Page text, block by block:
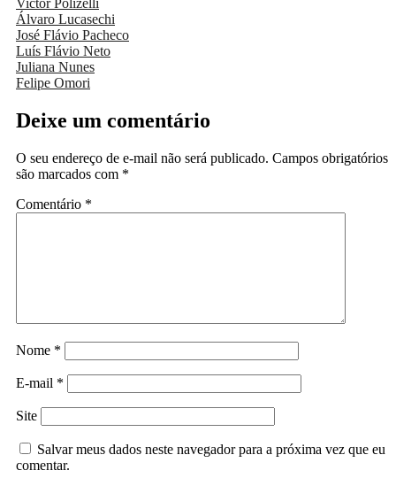
Álvaro Lucasechi
José Flávio Pacheco
Luís Flávio Neto
Juliana Nunes
Felipe Omori
Deixe um comentário
O seu endereço de e-mail não será publicado. Campos obrigatórios
são marcados com *
Comentário *
Nome *
E-mail *
Site
Salvar meus dados neste navegador para a próxima vez que eu
comentar.